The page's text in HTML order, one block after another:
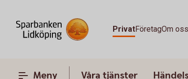
PrivatFöretagOm oss
Meny Våra tjänster